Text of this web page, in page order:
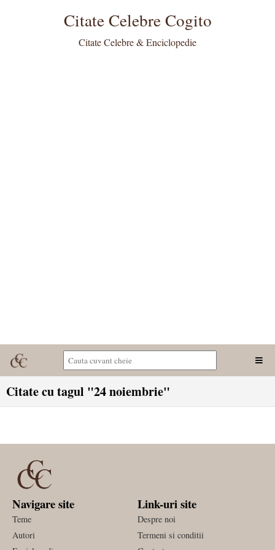
Citate Celebre Cogito
Citate Celebre & Enciclopedie
Citate cu tagul "24 noiembrie"
Navigare site
Teme
Autori
Link-uri site
Despre noi
Termeni si conditii